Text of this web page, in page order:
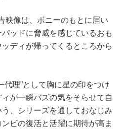
像は、ボニーのもとに届い
ッドに脅威を感じているおも
ディが帰ってくるところから
理”として胸に星の印をつけ
が一瞬バズの気をそらせて自
、シリーズを通しておなじみ
ビの復活と活躍に期待が高ま